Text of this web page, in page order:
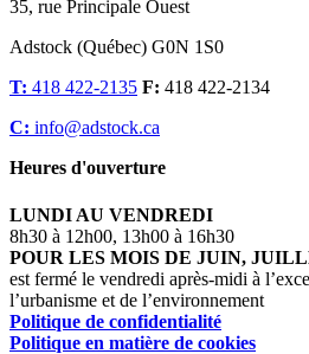
35, rue Principale Ouest
Adstock (Québec) G0N 1S0
T: 418 422-2135 F: 418 422-2134
C: info@adstock.ca
Heures d'ouverture
LUNDI AU VENDREDI
8h30 à 12h00, 13h00 à 16h30
POUR LES MOIS DE JUIN,
est fermé le vendredi après-midi à
l’urbanisme et de l’environnement
Politique de confidentialité
Politique en matière de cookies